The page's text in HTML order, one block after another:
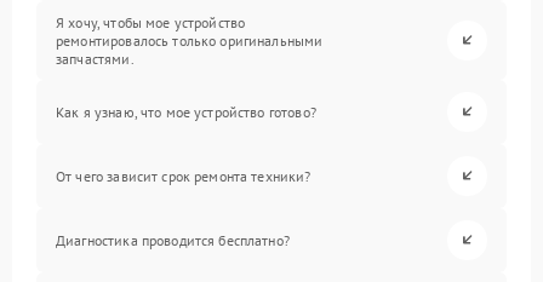
Я хочу, чтобы мое устройство
ремонтировалось только оригинальными
запчастями.
Как я узнаю, что мое устройство готово?
От чего зависит срок ремонта техники?
Диагностика проводится бесплатно?